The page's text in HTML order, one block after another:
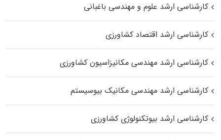
کارشناسی ارشد علوم و مهندسی باغبانی
کارشناسی ارشد اقتصاد کشاورزی
کارشناسی ارشد مهندسی مکانیزاسیون کشاورزی
کارشناسی ارشد مهندسی مکانیک بیوسیستم
کارشناسی ارشد بیوتکنولوژی کشاورزی